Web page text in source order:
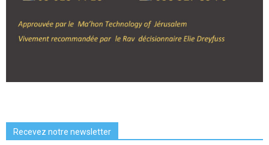
Recevez notre newsletter